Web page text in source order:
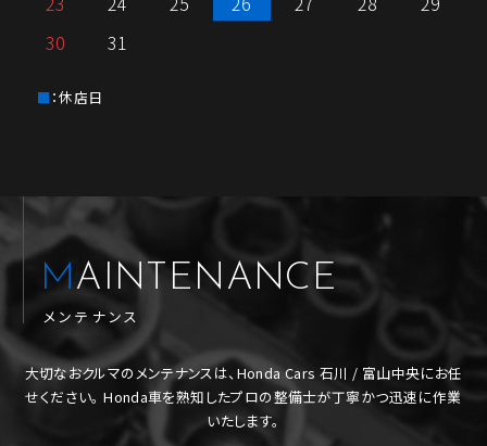
30
31
：休店日
MAINTENANCE
メンテナンス
大切なおクルマのメンテナンスは、Honda Cars 石川 / 富山中央にお任
せください。 Honda車を熟知したプロの整備士が丁寧かつ迅速に作業
いたします。